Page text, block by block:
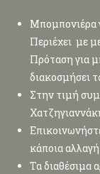
Μπομπονιέρα
Περιέχει με
Πρόταση για
διακοσμήσει
Στην τιμή
κάποια
Τα διαθέσιμα